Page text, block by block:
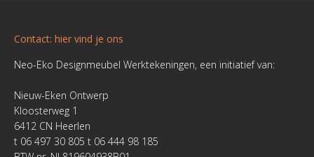
Contact: hier vind je ons
Neo-Eko Designmeubel Werktekeningen, een initiatief van:
Nieuw-Eken Ontwerp
Kloosterweg 1
6412 CN Heerlen
t 06 497 30 805 t 06 444 98 185